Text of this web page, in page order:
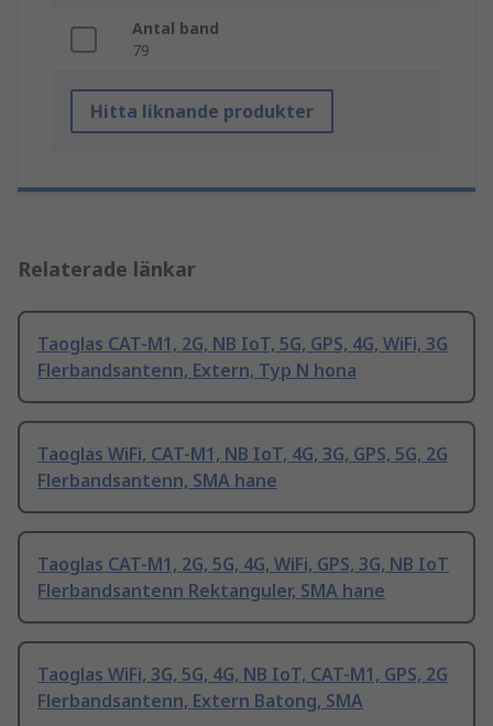
Antal band
79
Hitta liknande produkter
Relaterade länkar
Taoglas CAT-M1, 2G, NB IoT, 5G, GPS, 4G, WiFi, 3G
Flerbandsantenn, Extern, Typ N hona
Taoglas WiFi, CAT-M1, NB IoT, 4G, 3G, GPS, 5G, 2G
Flerbandsantenn, SMA hane
Taoglas CAT-M1, 2G, 5G, 4G, WiFi, GPS, 3G, NB IoT
Flerbandsantenn Rektanguler, SMA hane
Taoglas WiFi, 3G, 5G, 4G, NB IoT, CAT-M1, GPS, 2G
Flerbandsantenn, Extern Batong, SMA